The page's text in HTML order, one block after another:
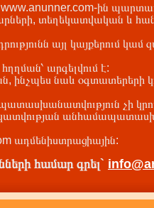
www.anunner.com-ին
տեղեկատվական և
այլ կայքերում կամ
արգելվում է:
ինչպես նաև օգտատերերի
չի
ադմենիստրացիային:
համար գրել`